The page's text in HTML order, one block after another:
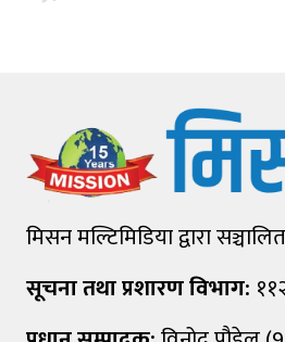
मिसन मल्टिमिडिया द्वारा सञ्चालित
सूचना तथा प्रशारण विभाग: